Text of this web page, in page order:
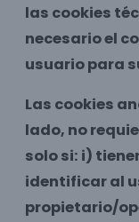
las cookies
necesario el
usuario para
Las cookies
lado, no
solo si: i)
identificar al
propietario/